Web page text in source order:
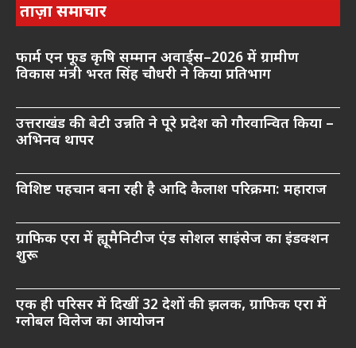
ताज़ा समाचार
फार्म एन फूड कृषि सम्मान अवार्ड्स–2026 में ग्रामीण
विकास मंत्री भरत सिंह चौधरी ने किया प्रतिभाग
उत्तराखंड की बेटी उन्नति ने पूरे प्रदेश को गौरवान्वित किया –
अभिनव थापर
विशिष्ट पहचान बना रही है आदि कैलाश परिक्रमा: महाराज
ग्राफिक एरा में ह्यूमैनिटीज एंड सोशल साइंसेज का इंडक्शन
शुरू
एक ही परिसर में दिखीं 32 देशों की झलक, ग्राफिक एरा में
ग्लोबल विलेज का आयोजन